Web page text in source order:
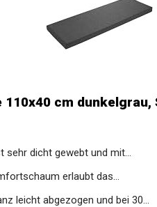
cm
sehr dicht gewebt und mit...
erlaubt das...
leicht abgezogen und bei 30...